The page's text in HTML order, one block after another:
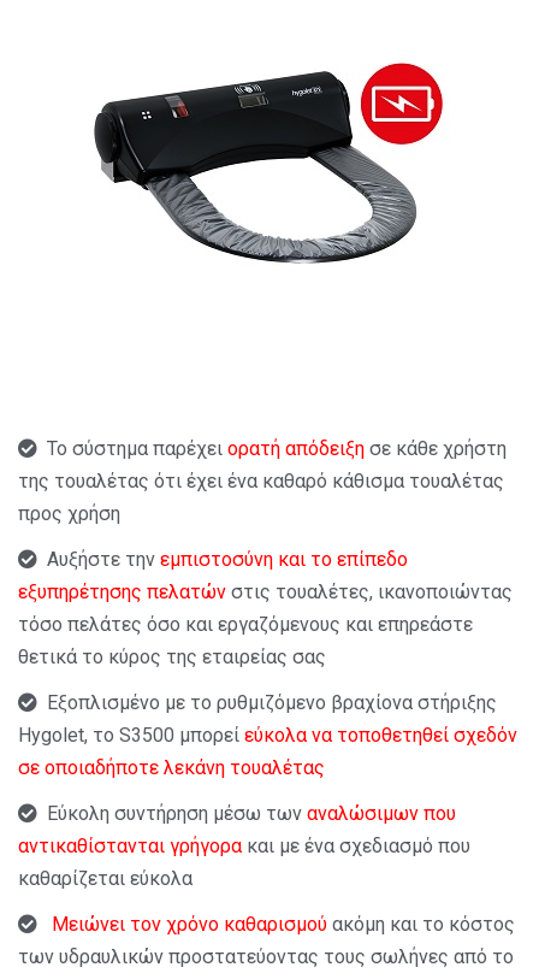
Το σύστημα παρέχει ορατή απόδειξη σε κάθε χρήστη
της τουαλέτας ότι έχει ένα καθαρό κάθισμα τουαλέτας
προς χρήση
Αυξήστε την εμπιστοσύνη και το επίπεδο
εξυπηρέτησης πελατών στις τουαλέτες, ικανοποιώντας
τόσο πελάτες όσο και εργαζόμενους και επηρεάστε
θετικά το κύρος της εταιρείας σας
Εξοπλισμένο με το ρυθμιζόμενο βραχίονα στήριξης
Hygolet, το S3500 μπορεί εύκολα να τοποθετηθεί σχεδόν
σε οποιαδήποτε λεκάνη τουαλέτας
Εύκολη συντήρηση μέσω των αναλώσιμων που
αντικαθίστανται γρήγορα και με ένα σχεδιασμό που
καθαρίζεται εύκολα
Μειώνει τον χρόνο καθαρισμού ακόμη και το κόστος
των υδραυλικών προστατεύοντας τους σωλήνες από το